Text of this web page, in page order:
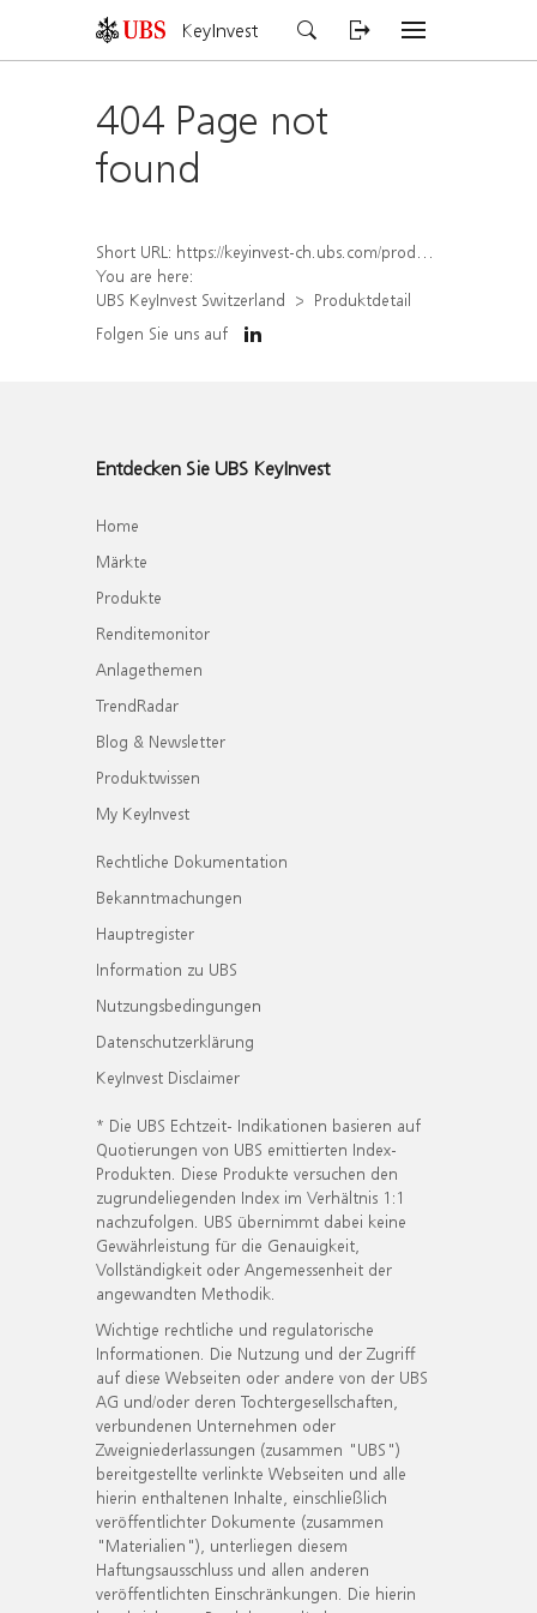
KeyInvest
404 Page not
found
Short URL: https://keyinvest-ch.ubs.com/produkt/detail/index/isin/CH1567402529
You are here:
UBS KeyInvest Switzerland
Produktdetail
Folgen Sie uns auf
Entdecken Sie UBS KeyInvest
Home
Märkte
Produkte
Renditemonitor
Anlagethemen
TrendRadar
Blog & Newsletter
Produktwissen
My KeyInvest
Rechtliche Dokumentation
Bekanntmachungen
Hauptregister
Information zu UBS
Nutzungsbedingungen
Datenschutzerklärung
KeyInvest Disclaimer
* Die UBS Echtzeit- Indikationen basieren auf
Quotierungen von UBS emittierten Index-
Produkten. Diese Produkte versuchen den
zugrundeliegenden Index im Verhältnis 1:1
nachzufolgen. UBS übernimmt dabei keine
Gewährleistung für die Genauigkeit,
Vollständigkeit oder Angemessenheit der
angewandten Methodik.
Wichtige rechtliche und regulatorische
Informationen. Die Nutzung und der Zugriff
auf diese Webseiten oder andere von der UBS
AG und/oder deren Tochtergesellschaften,
verbundenen Unternehmen oder
Zweigniederlassungen (zusammen "UBS")
bereitgestellte verlinkte Webseiten und alle
hierin enthaltenen Inhalte, einschließlich
veröffentlichter Dokumente (zusammen
"Materialien"), unterliegen diesem
Haftungsausschluss und allen anderen
veröffentlichten Einschränkungen. Die hierin